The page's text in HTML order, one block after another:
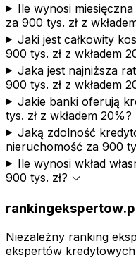
Ile wynosi
za 900 tys. zł z
Jaki jest całkowity
900 tys. zł z wkładem
Jaka jest najniższa
900 tys. zł z wkładem
Jakie banki oferują
tys. zł z wkładem 20%?
Jaką zdolność
nieruchomość za 900
Ile wynosi wkład
900 tys. zł? expand_more
Niezależny ranking
ekspertów